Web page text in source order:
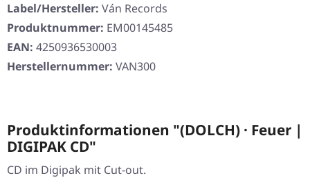
Label/Hersteller: Ván Records
Produktnummer: EM00145485
EAN: 4250936530003
Herstellernummer: VAN300
Produktinformationen "(DOLCH) · Feuer |
DIGIPAK CD"
CD im Digipak mit Cut-out.